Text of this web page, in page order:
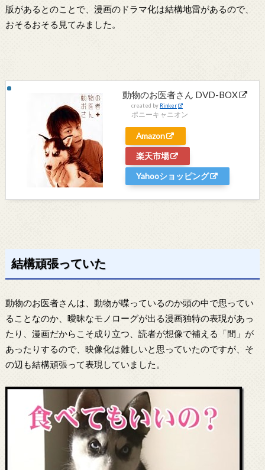
版があるとのことで、漫画のドラマ化は結構地雷があるので、
おそるおそる見てみました。
動物のお医者さん DVD-BOX
created by Rinker
ポニーキャニオン
Amazon
楽天市場
Yahooショッピング
結構頑張っていた
動物のお医者さんは、動物が喋っているのか頭の中で思ってい
ることなのか、曖昧なモノローグが出る漫画独特の表現があっ
たり、漫画だからこそ成り立つ、読者が想像で補える「間」が
あったりするので、映像化は難しいと思っていたのですが、そ
の辺も結構頑張って表現していました。